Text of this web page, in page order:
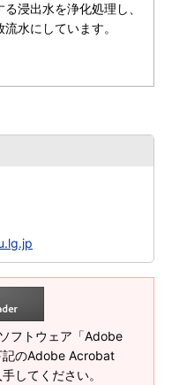
浸出水を浄化処理し、
水にしています。
フトウェア「Adobe
のAdobe Acrobat
してください。